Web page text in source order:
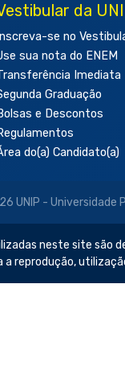
da
Inscreva-se no
sua nota do ENEM
Imediata
Graduação
e Descontos
do(a) Candidato(a)
UNIP - Universidade
neste site são
a reprodução,